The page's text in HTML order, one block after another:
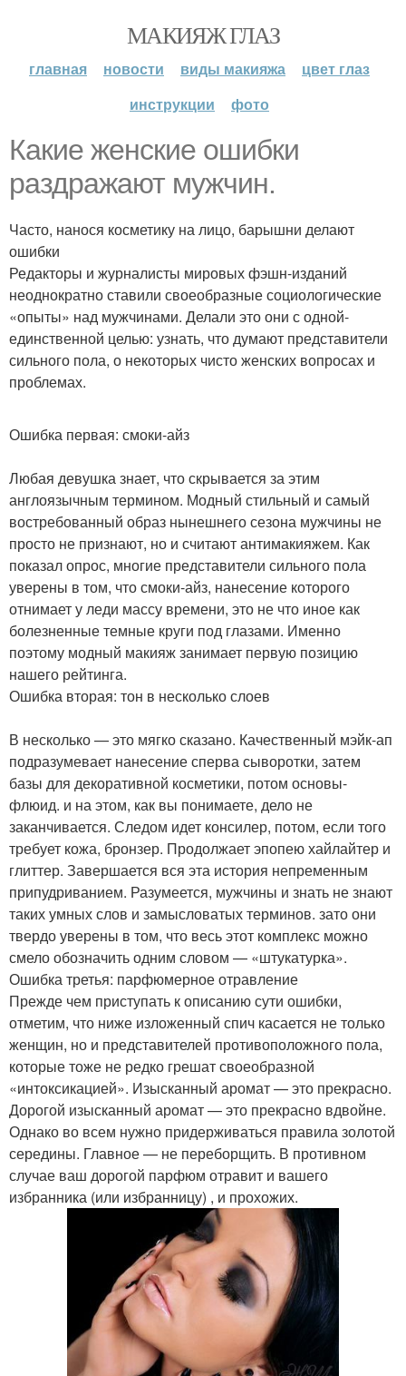
МАКИЯЖ ГЛАЗ
главная новости виды макияжа
цвет глаз
инструкции
фото
Какие женские ошибки
раздражают мужчин.
Часто, нанося косметику на лицо, барышни делают
ошибки
Редакторы и журналисты мировых фэшн-изданий
неоднократно ставили своеобразные социологические
«опыты» над мужчинами. Делали это они с одной-
единственной целью: узнать, что думают представители
сильного пола, о некоторых чисто женских вопросах и
проблемах.
Ошибка первая: смоки-айз
Любая девушка знает, что скрывается за этим
англоязычным термином. Модный стильный и самый
востребованный образ нынешнего сезона мужчины не
просто не признают, но и считают антимакияжем. Как
показал опрос, многие представители сильного пола
уверены в том, что смоки-айз, нанесение которого
отнимает у леди массу времени, это не что иное как
болезненные темные круги под глазами. Именно
поэтому модный макияж занимает первую позицию
нашего рейтинга.
Ошибка вторая: тон в несколько слоев
В несколько — это мягко сказано. Качественный мэйк-ап
подразумевает нанесение сперва сыворотки, затем
базы для декоративной косметики, потом основы-
флюид. и на этом, как вы понимаете, дело не
заканчивается. Следом идет консилер, потом, если того
требует кожа, бронзер. Продолжает эпопею хайлайтер и
глиттер. Завершается вся эта история непременным
припудриванием. Разумеется, мужчины и знать не знают
таких умных слов и замысловатых терминов. зато они
твердо уверены в том, что весь этот комплекс можно
смело обозначить одним словом — «штукатурка».
Ошибка третья: парфюмерное отравление
Прежде чем приступать к описанию сути ошибки,
отметим, что ниже изложенный спич касается не только
женщин, но и представителей противоположного пола,
которые тоже не редко грешат своеобразной
«интоксикацией». Изысканный аромат — это прекрасно.
Дорогой изысканный аромат — это прекрасно вдвойне.
Однако во всем нужно придерживаться правила золотой
середины. Главное — не переборщить. В противном
случае ваш дорогой парфюм отравит и вашего
избранника (или избранницу) , и прохожих.